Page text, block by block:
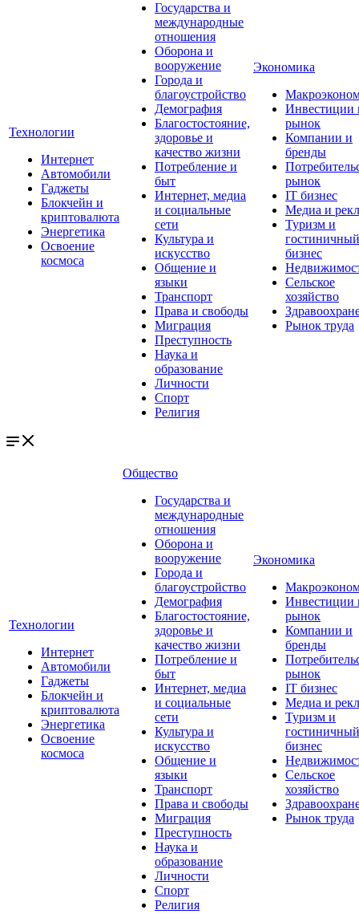
Технологии
Интернет
Автомобили
Гаджеты
Блокчейн и
криптовалюта
Энергетика
Освоение
космоса
Государства и
международные
отношения
Оборона и
вооружение
Города и
благоустройство
Демография
Благостостояние,
здоровье и
качество жизни
Потребление и
быт
Интернет, медиа
и социальные
сети
Культура и
искусство
Общение и
языки
Транспорт
Права и свободы
Миграция
Преступность
Наука и
образование
Личности
Спорт
Религия
Экономика
Инвестиции
рынок
Компании и
бренды
рынок
IT бизнес
Медиа и
Туризм и
гостиничный
бизнес
Сельское
хозяйство
Рынок труда
Технологии
Интернет
Автомобили
Гаджеты
Блокчейн и
криптовалюта
Энергетика
Освоение
космоса
Общество
Государства и
международные
отношения
Оборона и
вооружение
Города и
благоустройство
Демография
Благостостояние,
здоровье и
качество жизни
Потребление и
быт
Интернет, медиа
и социальные
сети
Культура и
искусство
Общение и
языки
Транспорт
Права и свободы
Миграция
Преступность
Наука и
образование
Личности
Спорт
Религия
Экономика
Инвестиции
рынок
Компании и
бренды
рынок
IT бизнес
Медиа и
Туризм и
гостиничный
бизнес
Сельское
хозяйство
Рынок труда